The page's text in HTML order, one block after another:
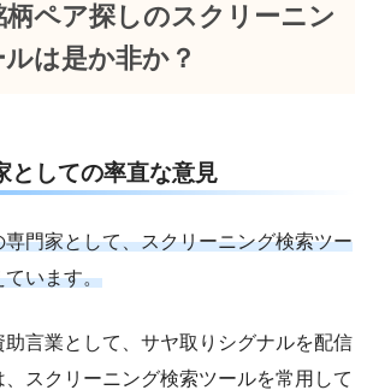
ペア探しのスクリーニン
は是か非か？
としての率直な意見
門家として、スクリーニング検索ツー
ています。
言業として、サヤ取りシグナルを配信
、スクリーニング検索ツールを常用して